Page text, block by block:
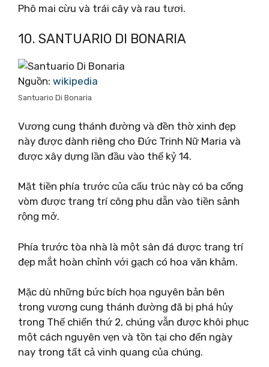
Phô mai cừu và trái cây và rau tươi.
10. SANTUARIO DI BONARIA
Nguồn: wikipedia
Santuario Di Bonaria
Vương cung thánh đường và đền thờ xinh đẹp
này được dành riêng cho Đức Trinh Nữ Maria và
được xây dựng lần đầu vào thế kỷ 14.
Mặt tiền phía trước của cấu trúc này có ba cổng
vòm được trang trí công phu dẫn vào tiền sảnh
rộng mở.
Phía trước tòa nhà là một sân đá được trang trí
đẹp mắt hoàn chỉnh với gạch có hoa văn khảm.
Mặc dù những bức bích họa nguyên bản bên
trong vương cung thánh đường đã bị phá hủy
trong Thế chiến thứ 2, chúng vẫn được khôi phục
một cách nguyên vẹn và tồn tại cho đến ngày
nay trong tất cả vinh quang của chúng.